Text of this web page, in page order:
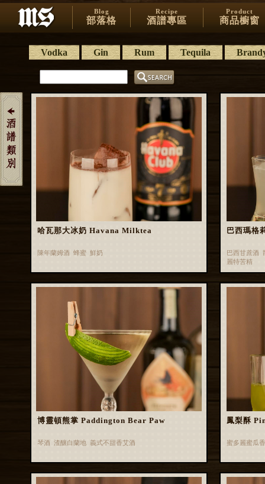
Blog
部落格
Recipe
酒譜專區
Product
商品櫥窗
Vodka Gin Rum Tequila
哈瓦那大冰奶 Havana Milktea
陳年蘭姆酒 蜂蜜 鮮奶
巴西瑪
巴西甘蔗酒
麗特苦精
博靈頓熊掌 Paddington Bear Paw
琴酒 渣釀白蘭地 義式不甜香艾酒
鳳梨酥
蜜多麗蜜瓜